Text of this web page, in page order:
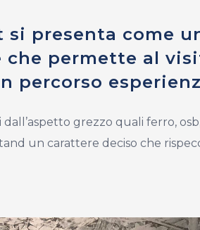
si presenta come
permette al
percorso
dall’aspetto grezzo quali ferro,
un carattere deciso che